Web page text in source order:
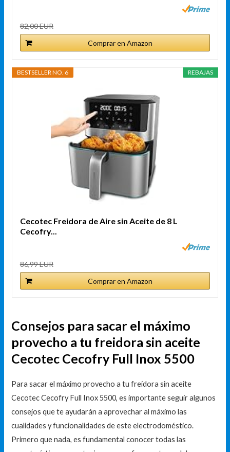
82,00 EUR
Comprar en Amazon
REBAJAS
BESTSELLER NO. 6
Cecotec Freidora de Aire sin Aceite de 8 L
Cecofry...
86,99 EUR
Comprar en Amazon
Consejos para sacar el máximo
provecho a tu freidora sin aceite
Cecotec Cecofry Full Inox 5500
Para sacar el máximo provecho a tu freidora sin aceite
Cecotec Cecofry Full Inox 5500, es importante seguir algunos
consejos que te ayudarán a aprovechar al máximo las
cualidades y funcionalidades de este electrodoméstico.
Primero que nada, es fundamental conocer todas las